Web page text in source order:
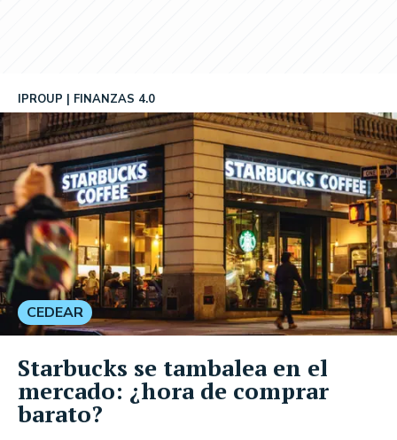
IPROUP FINANZAS 4.0
CEDEAR
Starbucks se tambalea en el
mercado: ¿hora de comprar
barato?